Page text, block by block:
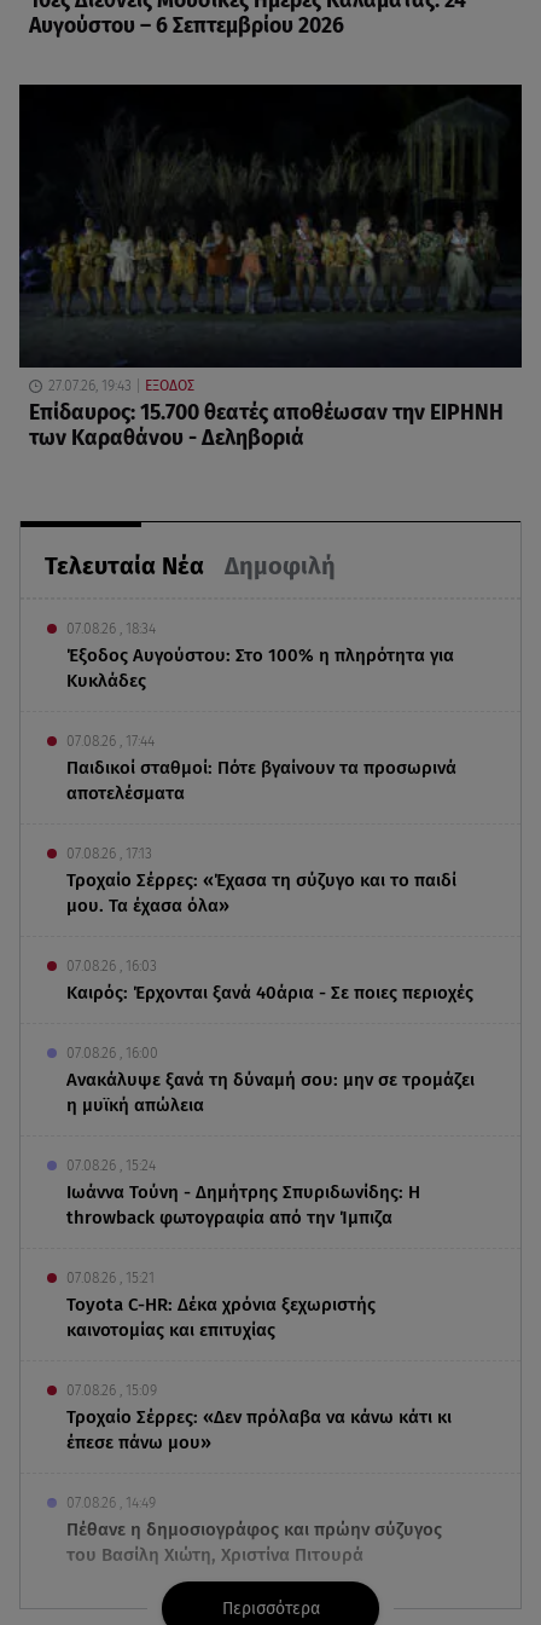
Τελευταία Νέα Δημοφιλή
07.08.26 , 18:34
Έξοδος Αυγούστου: Στο 100% η πληρότητα για
Κυκλάδες
07.08.26 , 17:44
Παιδικοί σταθμοί: Πότε βγαίνουν τα προσωρινά
αποτελέσματα
07.08.26 , 17:13
Τροχαίο Σέρρες: «Έχασα τη σύζυγο και το παιδί
μου. Τα έχασα όλα»
07.08.26 , 16:03
Καιρός: Έρχονται ξανά 40άρια - Σε ποιες περιοχές
07.08.26 , 16:00
Ανακάλυψε ξανά τη δύναμή σου: μην σε τρομάζει
η μυϊκή απώλεια
07.08.26 , 15:24
Ιωάννα Τούνη - Δημήτρης Σπυριδωνίδης: Η
throwback φωτογραφία από την Ίμπιζα
07.08.26 , 15:21
Toyota C-HR: Δέκα χρόνια ξεχωριστής
καινοτομίας και επιτυχίας
07.08.26 , 15:09
Τροχαίο Σέρρες: «Δεν πρόλαβα να κάνω κάτι κι
έπεσε πάνω μου»
07.08.26 , 14:49
Πέθανε η δημοσιογράφος και πρώην σύζυγος
του Βασίλη Χιώτη, Χριστίνα Πιτουρά
Περισσότερα
Αυγούστου – 6 Σεπτεμβρίου 2026
27.07.26, 19:43 ΕΞΟΔΟΣ
Επίδαυρος: 15.700 θεατές αποθέωσαν την ΕΙΡΗΝΗ
των Καραθάνου - Δεληβοριά